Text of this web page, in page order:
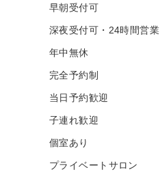
早朝受付可
深夜受付可・24時間営業
年中無休
完全予約制
当日予約歓迎
子連れ歓迎
個室あり
プライベートサロン